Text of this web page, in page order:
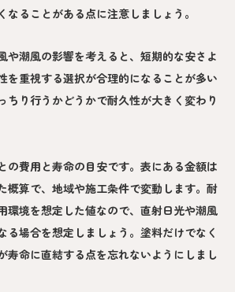
なることがある点に注意しましょう。
や潮風の影響を考えると、短期的な安さよ
を重視する選択が合理的になることが多い
ちり行うかどうかで耐久性が大きく変わり
の費用と寿命の目安です。表にある金額は
概算で、地域や施工条件で変動します。耐
環境を想定した値なので、直射日光や潮風
る場合を想定しましょう。塗料だけでなく
寿命に直結する点を忘れないようにしまし